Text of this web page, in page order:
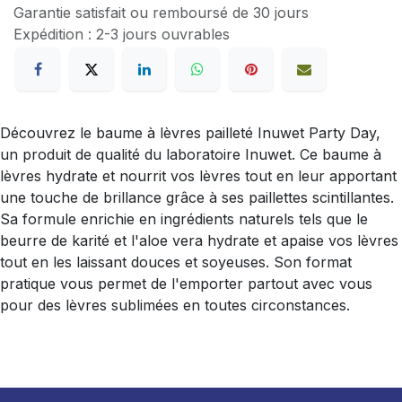
Garantie satisfait ou remboursé de 30 jours
Expédition : 2-3 jours ouvrables
Découvrez le baume à lèvres pailleté Inuwet Party Day,
un produit de qualité du laboratoire Inuwet. Ce baume à
lèvres hydrate et nourrit vos lèvres tout en leur apportant
une touche de brillance grâce à ses paillettes scintillantes.
Sa formule enrichie en ingrédients naturels tels que le
beurre de karité et l'aloe vera hydrate et apaise vos lèvres
tout en les laissant douces et soyeuses. Son format
pratique vous permet de l'emporter partout avec vous
pour des lèvres sublimées en toutes circonstances.